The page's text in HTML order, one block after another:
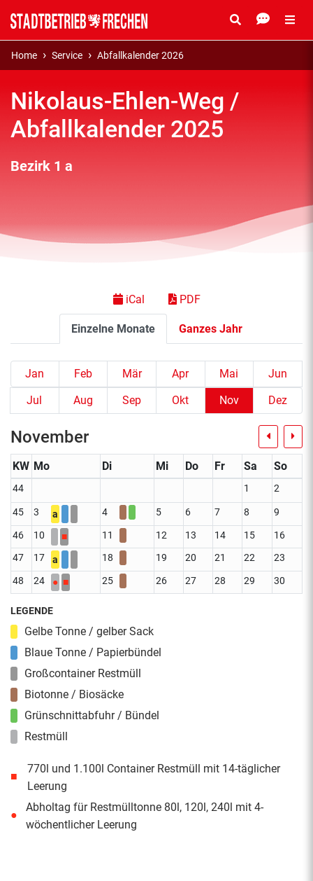
Home Service Abfallkalender 2026
Nikolaus-Ehlen-Weg /
Abfallkalender 2025
Bezirk 1 a
Einzelne Monate Ganzes Jahr
iCal PDF
Jan Feb Mär Apr Mai
Jun
Jul
Aug Sep Okt Nov Dez
November
KW Mo Di Mi Do Fr Sa So
44 1 2
45 3 a 4 5 6 7 8 9
46 10 ■ 11 12 13 14 15
16
47
17 a 18 19 20 21 22 23
48 24 ● ■ 25 26 27 28 29 30
LEGENDE
Gelbe Tonne / gelber Sack
Blaue Tonne / Papierbündel
Großcontainer Restmüll
Biotonne / Biosäcke
Grünschnittabfuhr / Bündel
Restmüll
■
770l und 1.100l Container Restmüll mit 14-täglicher
Leerung
●
Abholtag für Restmülltonne 80l, 120l, 240l mit 4-
wöchentlicher Leerung